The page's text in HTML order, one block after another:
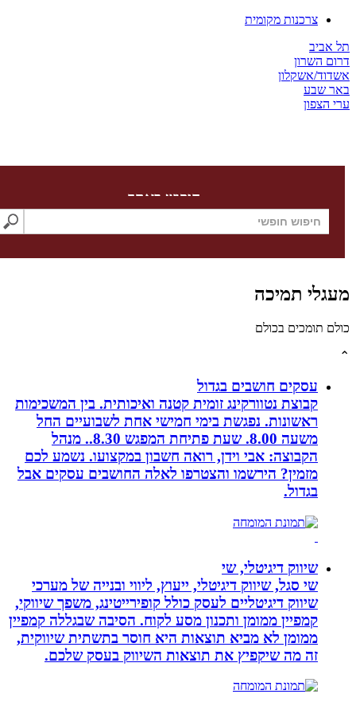
צרכנות מקומית
אביב
השרון
אשקלון
שבע
הצפון
חיפוש באתר
תמיכה
תומכים בכולם
עסקים חושבים בגדול
קבוצת נטוורקינג זומית קטנה ואיכותית. בין המשכימות
ראשונות. נפגשת בימי חמישי אחת לשבועיים החל
משעה 8.00. שעת פתיחת המפגש 8.30.. מנהל
הקבוצה: אבי וידן, רואה חשבון במקצועו. נשמע לכם
מזמין? הירשמו והצטרפו לאלה החושבים עסקים אבל
בגדול.
שיווק דיגיטלי, שי
שי סגל, שיווק דיגיטלי, ייעוץ, ליווי ובנייה של מערכי
שיווק דיגיטליים לעסק כולל קופירייטינג, משפך שיווקי,
קמפיין ממומן ותכנון מסע לקוח. הסיבה שבגללה קמפיין
ממומן לא מביא תוצאות היא חוסר בתשתית שיווקית,
זה מה שיקפיץ את תוצאות השיווק בעסק שלכם.